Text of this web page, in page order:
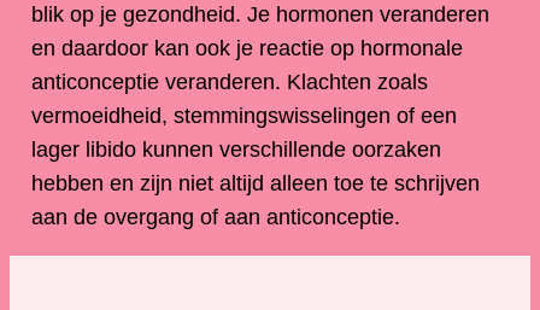
blik op je gezondheid. Je hormonen veranderen
en daardoor kan ook je reactie op hormonale
anticonceptie veranderen. Klachten zoals
vermoeidheid, stemmingswisselingen of een
lager libido kunnen verschillende oorzaken
hebben en zijn niet altijd alleen toe te schrijven
aan de overgang of aan anticonceptie.